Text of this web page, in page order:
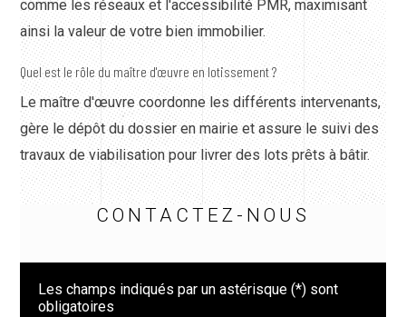
comme les réseaux et l'accessibilité PMR, maximisant
ainsi la valeur de votre bien immobilier.
Quel est le rôle du maître d'œuvre en lotissement ?
Le maître d'œuvre coordonne les différents intervenants,
gère le dépôt du dossier en mairie et assure le suivi des
travaux de viabilisation pour livrer des lots prêts à bâtir.
CONTACTEZ-NOUS
Les champs indiqués par un astérisque (*) sont
obligatoires